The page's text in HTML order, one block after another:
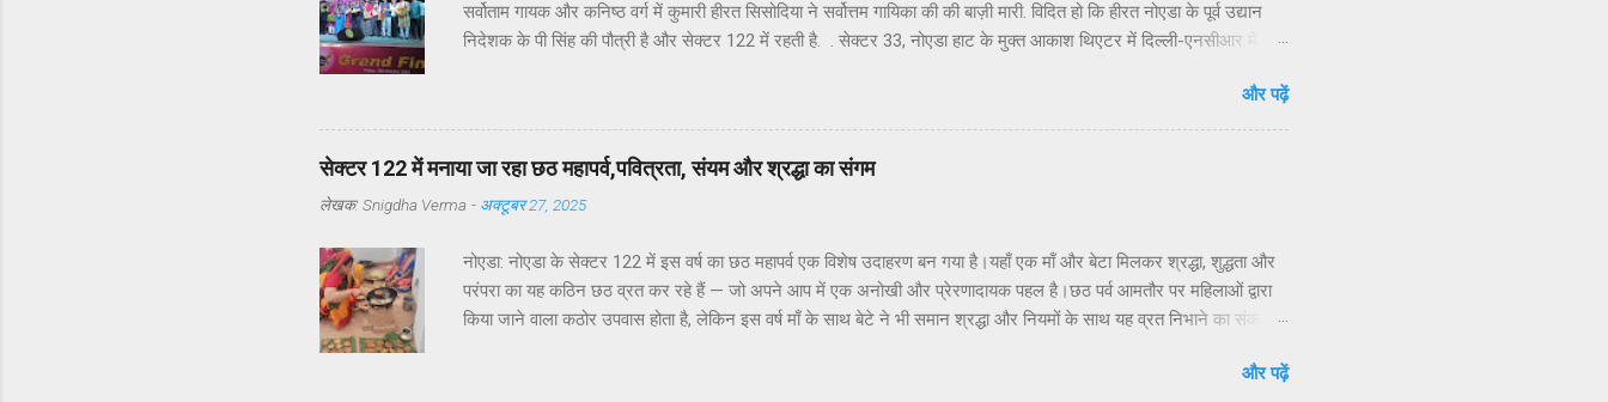
सर्वोताम गायक और कनिष्ठ वर्ग में कुमारी हीरत सिसोदिया ने सर्वोत्तम गायिका की की बाज़ी मारी. विदित हो कि हीरत नोएडा के पूर्व उद्यान
निदेशक के पी सिंह की पौत्री है और सेक्टर 122 में रहती है. . सेक्टर 33, नोएडा हाट के मुक्त आकाश थिएटर में दिल्ली-एनसीआर में अब
संचालन व सह-एंकर शिवानी पांडे के उद्घोषण और धमाकेदार चित्रपट दृश्यों के बीच पूरे जोश और दमदार गुरूओं की टीम के सांगीतिक
परिचय की प्रस्तुतियों से कार्यक्रम का आगाज हुआ। जिसे सभी ने न केवल सराहा बल्कि बॉलीवुड रियलिटी शो से किसी भी मायने में
कमतर ना होने की तुलनात्मक रूप से चर्चा कर दिल्ली एनसीआर में अबतक के होने वाले कार्यक्रमों के इतिहास में स्वर्णाक्षरों में दर्ज कराया।
7 वर्ष पूर्ण करते हुए जो आए वो गाए ने दो सफल संस्करण सीजन 1 और सीजन 2 की अभूतपूर्व सफलता के...
और पढ़ें
सेक्टर 122 में मनाया जा रहा छठ महापर्व,पवित्रता, संयम और श्रद्धा का संगम
लेखक: Snigdha Verma - अक्टूबर 27, 2025
नोएडा: नोएडा के सेक्टर 122 में इस वर्ष का छठ महापर्व एक विशेष उदाहरण बन गया है।यहाँ एक माँ और बेटा मिलकर श्रद्धा, शुद्धता और
परंपरा का यह कठिन छठ व्रत कर रहे हैं — जो अपने आप में एक अनोखी और प्रेरणादायक पहल है।छठ पर्व आमतौर पर महिलाओं द्वारा
किया जाने वाला कठोर उपवास होता है, लेकिन इस वर्ष माँ के साथ बेटे ने भी समान श्रद्धा और नियमों के साथ यह व्रत निभाने का संकल्प
संस्कृत के “षष्ठी” से बना है, जिसका अर्थ होता है छठा दिन।यह पर्व कार्तिक मास के शुक्ल पक्ष की षष्ठी तिथि को मनाया जाता है।छठ व्रत
और पढ़ें